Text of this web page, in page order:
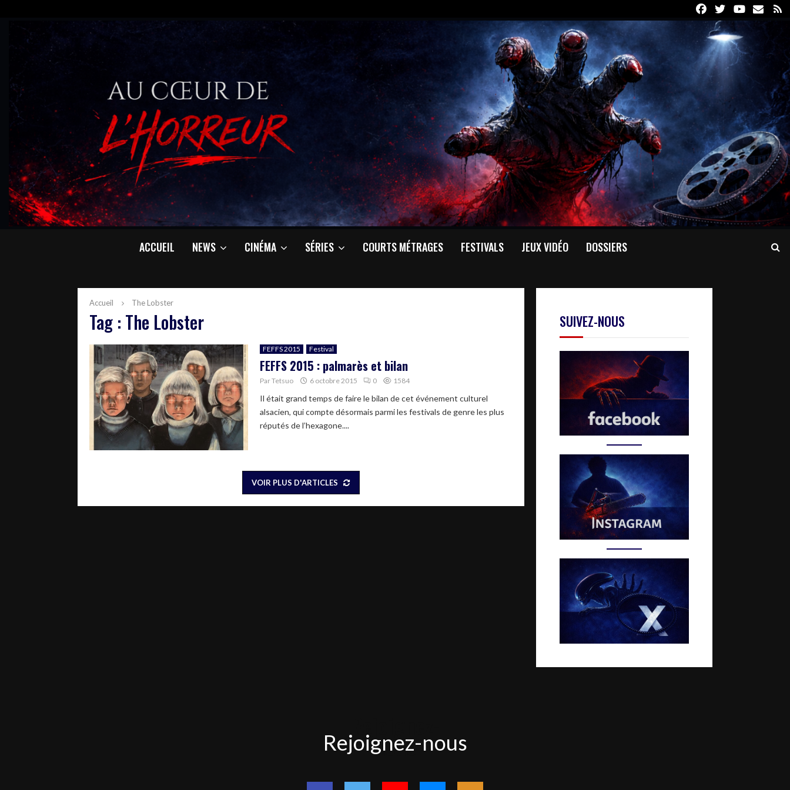
FacebookTwitterYoutube
Email
ACCUEIL NEWS CINÉMA SÉRIES COURTS MÉTRAGES FESTIVALS JEUX VIDÉO DOSSIERS
Accueil The Lobster
Tag : The Lobster
FEFFS 2015 Festival
FEFFS 2015 : palmarès et bilan
ParTetsuo 6 octobre 2015 0 1584
Il était grand temps de faire le bilan de cet événement culturel
alsacien, qui compte désormais parmi les festivals de genre les plus
réputés de l’hexagone....
VOIR PLUS D'ARTICLES
SUIVEZ-NOUS
nous
Rejoignez-nous